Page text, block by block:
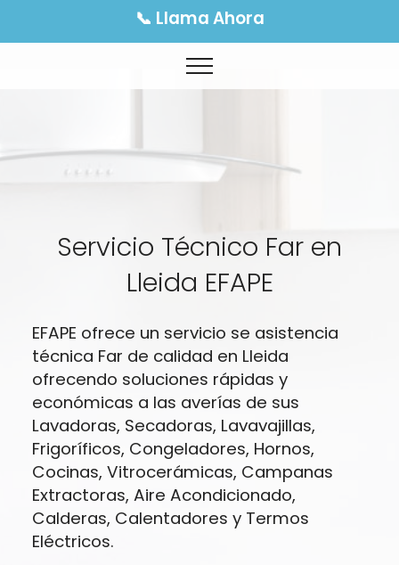
📞 Llama Ahora
Servicio Técnico Far en
Lleida EFAPE
EFAPE ofrece un servicio se asistencia
técnica Far de calidad en Lleida
ofrecendo soluciones rápidas y
económicas a las averías de sus
Lavadoras, Secadoras, Lavavajillas,
Frigoríficos, Congeladores, Hornos,
Cocinas, Vitrocerámicas, Campanas
Extractoras, Aire Acondicionado,
Calderas, Calentadores y Termos
Eléctricos.